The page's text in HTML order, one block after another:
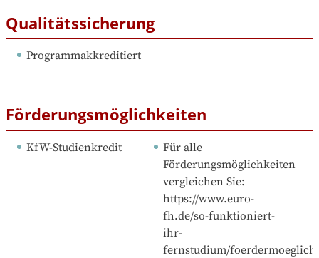
Qualitätssicherung
Programmakkreditiert
Förderungsmöglichkeiten
KfW-Studienkredit
Für alle
Förderungsmöglichkeiten
vergleichen Sie:
https://www.euro-
fh.de/so-funktioniert-
ihr-
fernstudium/